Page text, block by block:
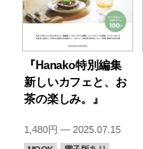
『Hanako特別編集
新しいカフェと、お
茶の楽しみ。』
1,480円 — 2025.07.15